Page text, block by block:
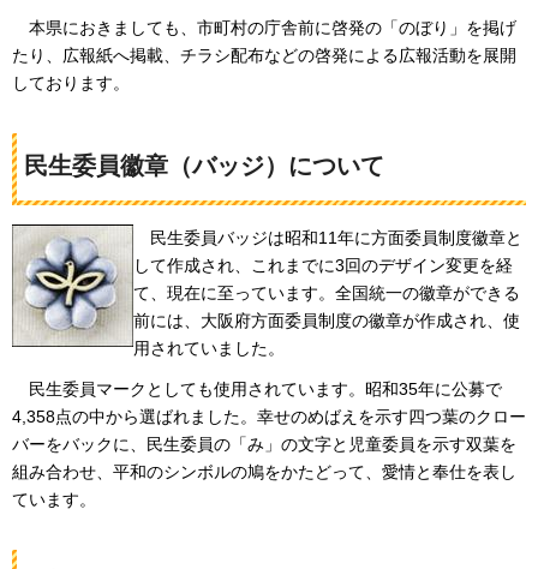
本県におきましても
、市町村の庁舎前に啓発の「のぼり」を掲げ
たり、広報紙へ掲載、チラシ配布などの啓発による広報活動を展開
しております。
民生委員徽章（バッジ）について
民生委員バッジは昭和11年に方面委員制度徽章と
して作成され、これまでに3回のデザイン変更を経
て、現在に至っています。全国統一の徽章ができる
前には、大阪府方面委員制度の徽章が作成され、使
用されていました。
民生委員マークとしても使用されています。昭和35年に公募で
4,358点の中から選ばれました。幸せのめばえを示す四つ葉のクロー
バーをバックに、民生委員の「み」の文字と児童委員を示す双葉を
組み合わせ、平和のシンボルの鳩をかたどって、愛情と奉仕を表し
ています。